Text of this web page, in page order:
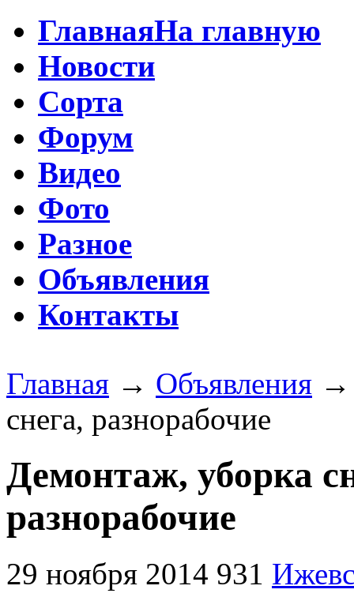
ГлавнаяНа главную
Новости
Сорта
Форум
Видео
Фото
Разное
Объявления
Контакты
Главная → Объявления
снега, разнорабочие
Демонтаж, уборка
разнорабочие
29 ноября 2014 931